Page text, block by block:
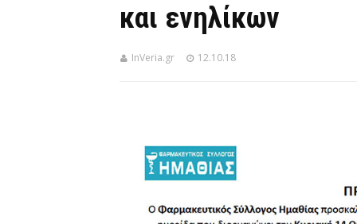
και ενηλίκων
InVeria.gr 12.10.18